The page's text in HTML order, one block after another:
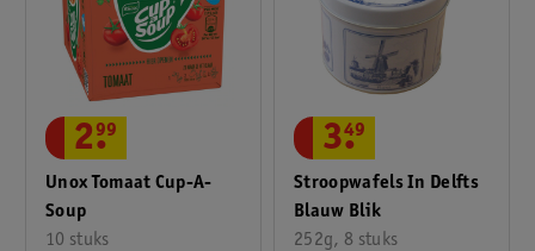
Unox Tomaat Cup-A-
Soup
10 stuks
2.
99
Stroopwafels In Delfts
Blauw Blik
252g, 8 stuks
3.
49